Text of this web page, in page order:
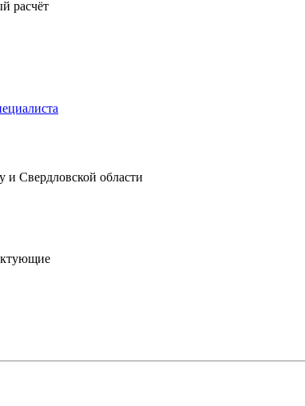
и Свердловской области